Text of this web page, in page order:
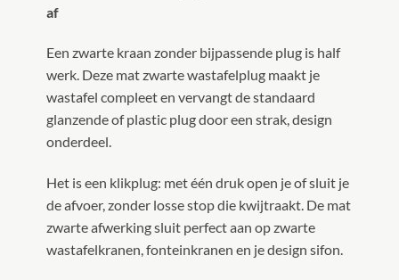
af
Een zwarte kraan zonder bijpassende plug is half
werk. Deze mat zwarte wastafelplug maakt je
wastafel compleet en vervangt de standaard
glanzende of plastic plug door een strak, design
onderdeel.
Het is een klikplug: met één druk open je of sluit je
de afvoer, zonder losse stop die kwijtraakt. De mat
zwarte afwerking sluit perfect aan op zwarte
wastafelkranen, fonteinkranen en je design sifon.